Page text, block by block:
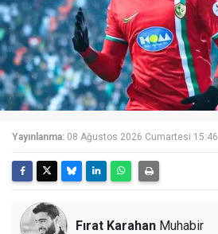
Yayınlanma: 08 Ağustos 2026 Cumartesi 15:46
Fırat Karahan Muhabir